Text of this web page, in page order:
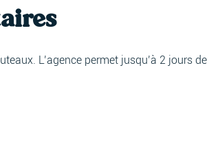
L’agence permet jusqu’à 2 jours